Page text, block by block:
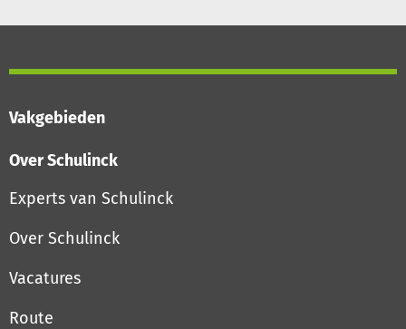
Vakgebieden
Over Schulinck
Experts van Schulinck
Over Schulinck
Vacatures
Route